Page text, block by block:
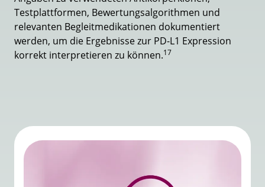
Testplattformen, Bewertungsalgorithmen und
relevanten Begleitmedikationen dokumentiert
werden, um die Ergebnisse zur PD-L1 Expression
korrekt interpretieren zu können.17